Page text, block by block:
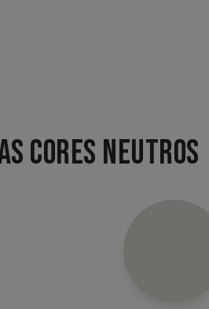
CORES NEUTROS